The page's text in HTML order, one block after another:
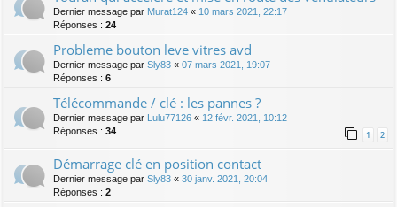
Dernier message par Murat124 « 10 mars 2021, 22:17
Réponses : 24
Probleme bouton leve vitres avd
Dernier message par Sly83 « 07 mars 2021, 19:07
Réponses : 6
Télécommande / clé : les pannes ?
Dernier message par Lulu77126 « 12 févr. 2021, 10:12
Réponses : 34 1 2
Démarrage clé en position contact
Dernier message par Sly83 « 30 janv. 2021, 20:04
Réponses : 2